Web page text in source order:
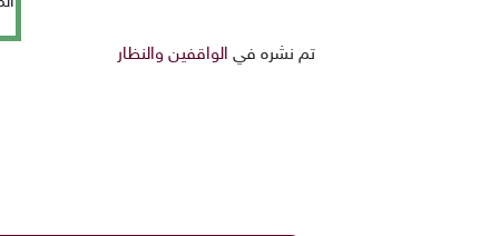
تم نشره في الواقفين والنظار